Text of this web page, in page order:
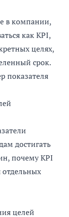
в компании,
как KPI,
целях,
срок.
показателя
достигать
почему KPI
целей